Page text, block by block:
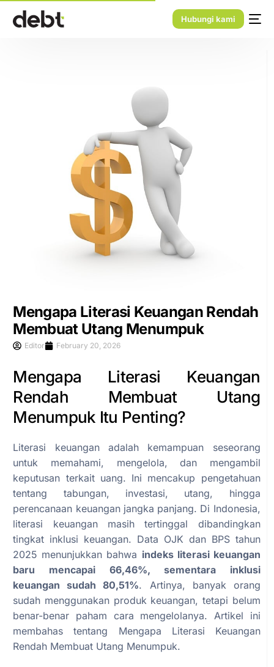
Hubungi kami
Mengapa Literasi Keuangan Rendah
Membuat Utang Menumpuk
Editor February 20, 2026
Mengapa Literasi Keuangan
Rendah Membuat Utang
Menumpuk Itu Penting?
Literasi keuangan adalah kemampuan seseorang
untuk memahami, mengelola, dan mengambil
keputusan terkait uang. Ini mencakup pengetahuan
tentang tabungan, investasi, utang, hingga
perencanaan keuangan jangka panjang. Di Indonesia,
literasi keuangan masih tertinggal dibandingkan
tingkat inklusi keuangan. Data OJK dan BPS tahun
2025 menunjukkan bahwa indeks literasi keuangan
baru mencapai 66,46%, sementara inklusi
keuangan sudah 80,51%. Artinya, banyak orang
sudah menggunakan produk keuangan, tetapi belum
benar-benar paham cara mengelolanya. Artikel ini
membahas tentang Mengapa Literasi Keuangan
Rendah Membuat Utang Menumpuk.